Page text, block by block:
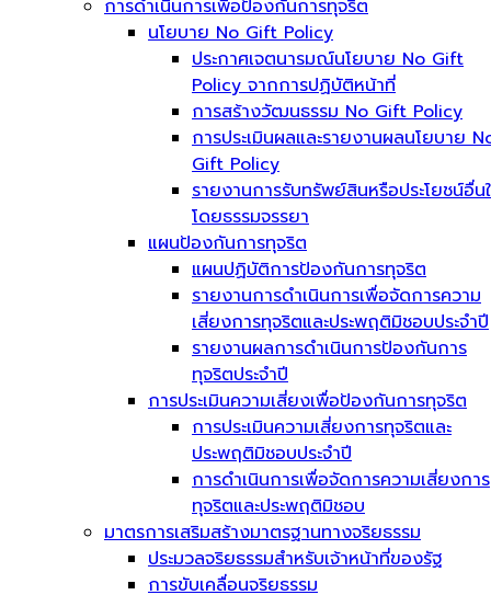
การดำเนินการเพื่อป้องกันการทุจริต
นโยบาย No Gift Policy
ประกาศเจตนารมณ์นโยบาย No Gift
Policy จากการปฏิบัติหน้าที่
การสร้างวัฒนธรรม No Gift Policy
การประเมินผลและรายงานผลนโยบาย
Gift Policy
รายงานการรับทรัพย์สินหรือประโยชน์อื่น
โดยธรรมจรรยา
แผนป้องกันการทุจริต
แผนปฏิบัติการป้องกันการทุจริต
รายงานการดำเนินการเพื่อจัดการความ
เสี่ยงการทุจริตและประพฤติมิชอบประจำปี
รายงานผลการดำเนินการป้องกันการ
ทุจริตประจำปี
การประเมินความเสี่ยงเพื่อป้องกันการทุจริต
การประเมินความเสี่ยงการทุจริตและ
ประพฤติมิชอบประจำปี
การดำเนินการเพื่อจัดการความเสี่ยงการ
ทุจริตและประพฤติมิชอบ
มาตรการเสริมสร้างมาตรฐานทางจริยธรรม
ประมวลจริยธรรมสำหรับเจ้าหน้าที่ของรัฐ
การขับเคลื่อนจริยธรรม